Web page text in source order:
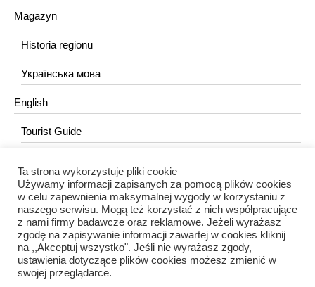
Magazyn
Historia regionu
Українська мова
English
Tourist Guide
KONTAKT
redakcja@portalkujawski.pl
Redakcja
Ta strona wykorzystuje pliki cookie
Używamy informacji zapisanych za pomocą plików cookies
w celu zapewnienia maksymalnej wygody w korzystaniu z
naszego serwisu. Mogą też korzystać z nich współpracujące
z nami firmy badawcze oraz reklamowe. Jeżeli wyrażasz
zgodę na zapisywanie informacji zawartej w cookies kliknij
na ,,Akceptuj wszystko". Jeśli nie wyrażasz zgody,
ustawienia dotyczące plików cookies możesz zmienić w
swojej przeglądarce.